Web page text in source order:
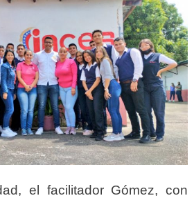
el facilitador Gómez, con